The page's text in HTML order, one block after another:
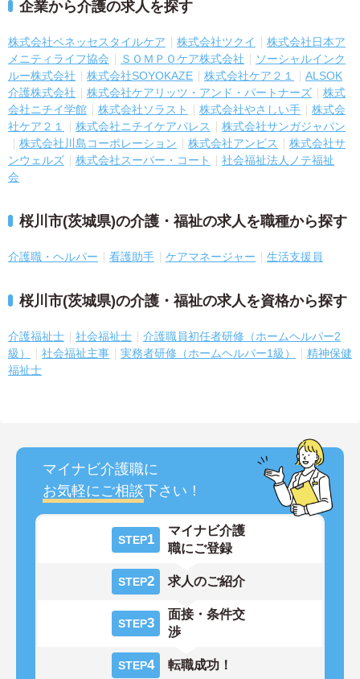
企業から介護の求人を探す
株式会社ベネッセスタイルケア 株式会社ツクイ
株式会社日本ア
メニティライフ協会
ＳＯＭＰＯケア株式会社
ソーシャルインク
ルー株式会社
株式会社SOYOKAZE 株式会社ケア２１
ALSOK
介護株式会社
株式会社ケアリッツ・アンド・パートナーズ
株式
会社ニチイ学館
株式会社ソラスト 株式会社やさしい手
株式会
社ケア２１
株式会社ニチイケアパレス
株式会社サンガジャパン
株式会社川島コーポレーション
株式会社アンビス
株式会社サ
ンウェルズ
株式会社スーパー・コート
社会福祉法人ノテ福祉
会
桜川市(茨城県)の介護・福祉の求人を職種から探す
介護職・ヘルパー 看護助手 ケアマネージャー 生活支援員
桜川市(茨城県)の介護・福祉の求人を資格から探す
介護福祉士 社会福祉士
介護職員初任者研修（ホームヘルパー2
級）
社会福祉主事 実務者研修（ホームヘルパー1級）
精神保健
福祉士
マイナビ介護職に
お気軽にご相談下さい！
STEP1
マイナビ介護
職にご登録
STEP2 求人のご紹介
STEP3
面接・条件交
渉
STEP4 転職成功！